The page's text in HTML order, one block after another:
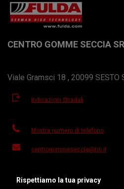
CENTRO GOMME SECCIA
Viale Gramsci 18 , 20099 SESTO
Indicazioni Stradali
Mostra numero di telefono
centrogommeseccia@tin.it
Rispettiamo la tua privacy